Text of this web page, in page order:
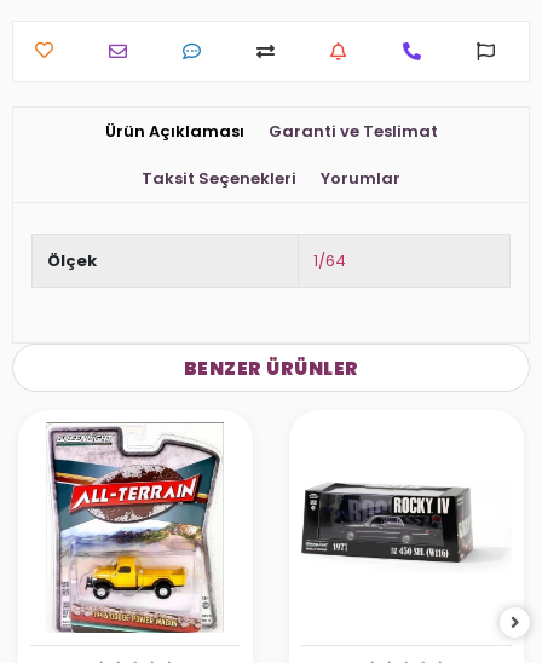
Ürün Açıklaması Garanti ve Teslimat
Taksit Seçenekleri Yorumlar
Ölçek 1/64
BENZER ÜRÜNLER